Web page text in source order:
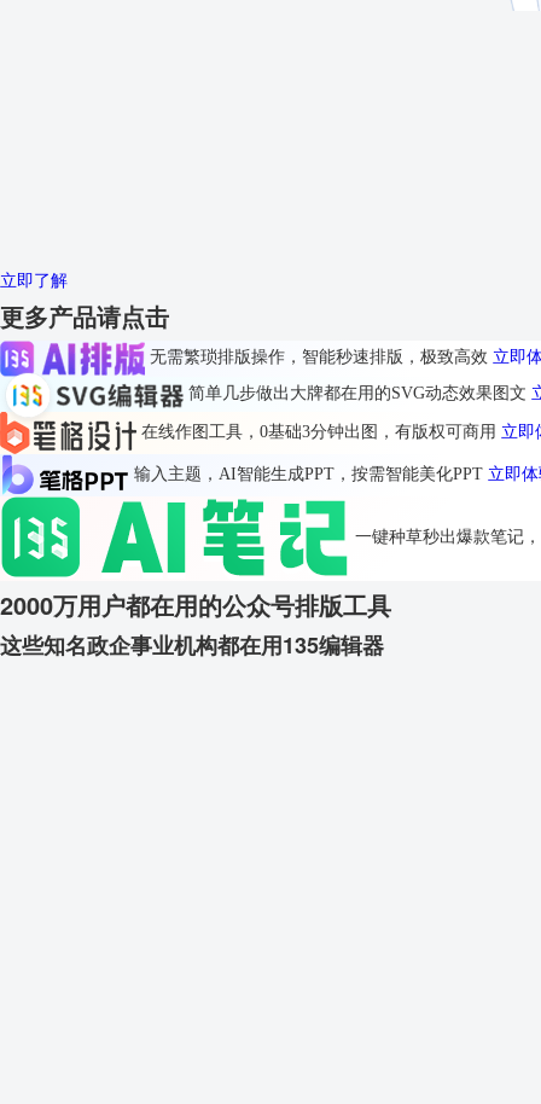
立即了解
更多产品请点击
无需繁琐排版操作，智能秒速排版，极致高效 立即
简单几步做出大牌都在用的SVG动态效果图文
在线作图工具，0基础3分钟出图，有版权可商用 立即
输入主题，AI智能生成PPT，按需智能美化PPT 立即
一键种草秒出爆款笔记
2000万用户都在用的公众号排版工具
这些知名政企事业机构都在用135编辑器